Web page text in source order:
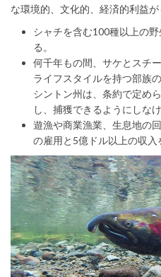
な環境的、文化的、経済的利益が
シャチを含む100種以上の
る。
何千年もの間、サケとスチ
ライフスタイルを持つ部族
シントン州は、条約で定め
し、捕獲できるようにしな
遊漁や商業漁業、生息地の
の雇用と5億ドル以上の収入